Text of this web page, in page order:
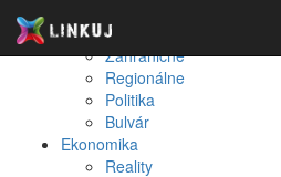
Domáce
Zahraničné
Regionálne
Politika
Bulvár
Ekonomika
Reality